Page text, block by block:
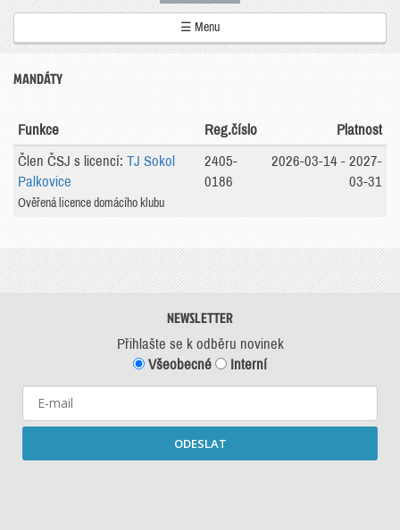
☰ Menu
MANDÁTY
Funkce Reg.číslo Platnost
Člen ČSJ s licencí: TJ Sokol
Palkovice
Ověřená licence domácího klubu
2405-
0186
2026-03-14 - 2027-
03-31
NEWSLETTER
Přihlašte se k odběru novinek
Všeobecné
Interní
ODESLAT